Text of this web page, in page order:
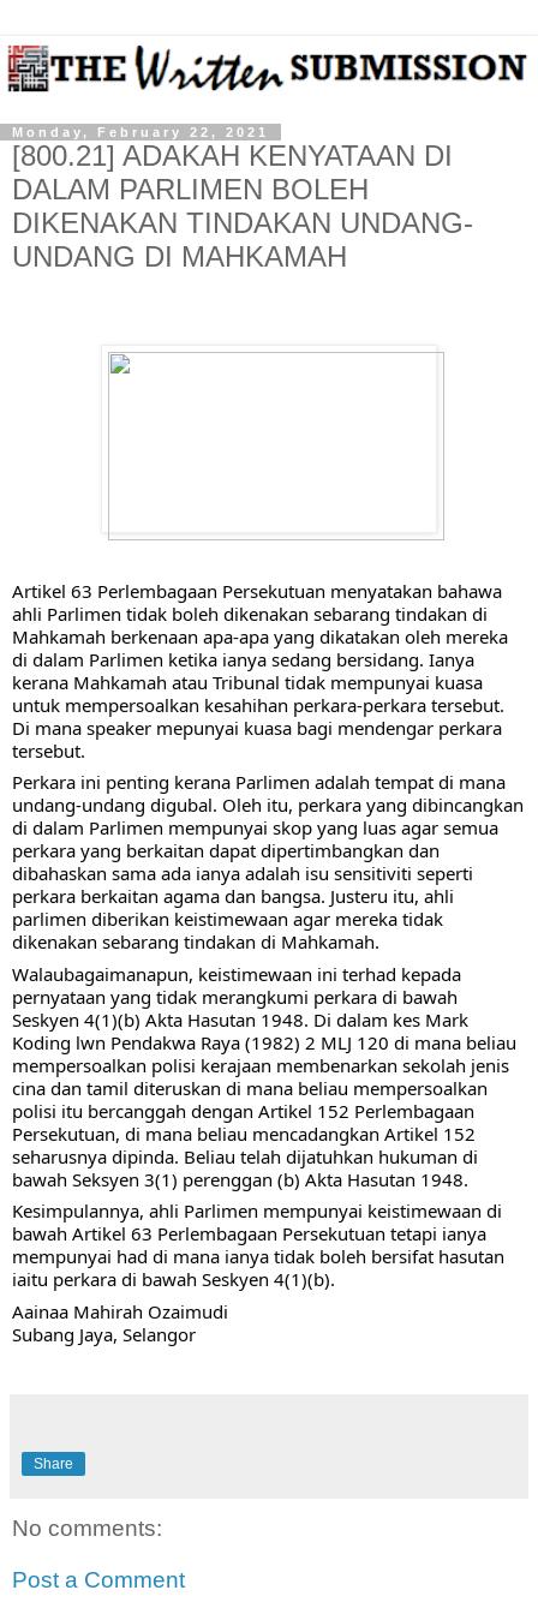
Monday, February 22, 2021
[800.21] ADAKAH KENYATAAN DI
DALAM PARLIMEN BOLEH
DIKENAKAN TINDAKAN UNDANG-
UNDANG DI MAHKAMAH
Artikel 63 Perlembagaan Persekutuan menyatakan bahawa
ahli Parlimen tidak boleh dikenakan sebarang tindakan di
Mahkamah berkenaan apa-apa yang dikatakan oleh mereka
di dalam Parlimen ketika ianya sedang bersidang. Ianya
kerana Mahkamah atau Tribunal tidak mempunyai kuasa
untuk mempersoalkan kesahihan perkara-perkara tersebut.
Di mana speaker mepunyai kuasa bagi mendengar perkara
tersebut.
Perkara ini penting kerana Parlimen adalah tempat di mana
undang-undang digubal. Oleh itu, perkara yang dibincangkan
di dalam Parlimen mempunyai skop yang luas agar semua
perkara yang berkaitan dapat dipertimbangkan dan
dibahaskan sama ada ianya adalah isu sensitiviti seperti
perkara berkaitan agama dan bangsa. Justeru itu, ahli
parlimen diberikan keistimewaan agar mereka tidak
dikenakan sebarang tindakan di Mahkamah.
Walaubagaimanapun, keistimewaan ini terhad kepada
pernyataan yang tidak merangkumi perkara di bawah
Seskyen 4(1)(b) Akta Hasutan 1948. Di dalam kes Mark
Koding lwn Pendakwa Raya (1982) 2 MLJ 120 di mana beliau
mempersoalkan polisi kerajaan membenarkan sekolah jenis
cina dan tamil diteruskan di mana beliau mempersoalkan
polisi itu bercanggah dengan Artikel 152 Perlembagaan
Persekutuan, di mana beliau mencadangkan Artikel 152
seharusnya dipinda. Beliau telah dijatuhkan hukuman di
bawah Seksyen 3(1) perenggan (b) Akta Hasutan 1948.
Kesimpulannya, ahli Parlimen mempunyai keistimewaan di
bawah Artikel 63 Perlembagaan Persekutuan tetapi ianya
mempunyai had di mana ianya tidak boleh bersifat hasutan
iaitu perkara di bawah Seskyen 4(1)(b).
Aainaa Mahirah Ozaimudi
Subang Jaya, Selangor
Share
No comments:
Post a Comment